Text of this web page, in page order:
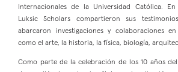
Internacionales de la Universidad Católica.
Luksic Scholars compartieron sus
abarcaron investigaciones y colaboraciones
como el arte, la historia, la física, biología,
Como parte de la celebración de los 10 años